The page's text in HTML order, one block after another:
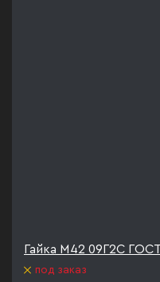
Гайка М42 09Г2С
под заказ